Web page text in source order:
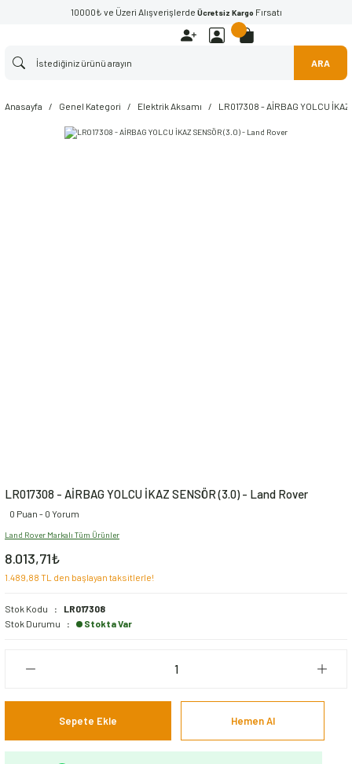
10000₺ ve Üzeri Alışverişlerde Ücretsiz Kargo Fırsatı
ARA
Anasayfa Genel Kategori Elektrik Aksamı LR017308 - AİRBAG YOLCU
LR017308 - AİRBAG YOLCU İKAZ SENSÖR (3.0) - Land Rover
0 Puan - 0 Yorum
Land Rover Markalı Tüm Ürünler
8.013,71₺
1.489,88 TL den başlayan taksitlerle!
Stok Kodu
LR017308
Stok Durumu
Stokta Var
Sepete Ekle Hemen Al